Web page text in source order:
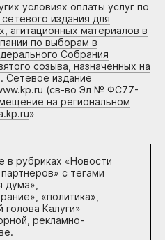
условиях оплаты услуг по
издания для
агитационных материалов в
по выборам в
Собрания
созыва, назначенных на
Сетевое издание
(св-во Эл № ФС77-
на региональном
»
в рубриках «Новости
» с тегами
дума»,
«политика»,
голова Калуги»
рекламно-